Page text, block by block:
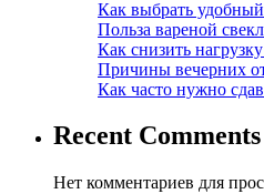
Как выбрать
Польза вареной
Как снизить
Причины вечерних
Как часто нужно
Recent Comments
Нет комментариев для